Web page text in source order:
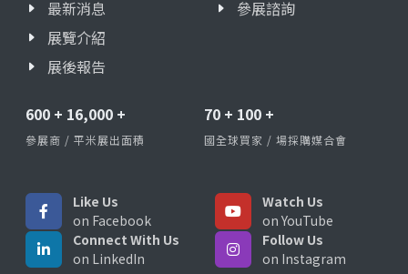
最新消息
展覽介紹
展後報告
參展諮詢
600 + 16,000 +
參展商 / 平米展出面積
70 + 100 +
國全球買家 / 場採購媒合會
Like Us
on Facebook
Watch Us
on YouTube
Connect With Us
on LinkedIn
Follow Us
on Instagram